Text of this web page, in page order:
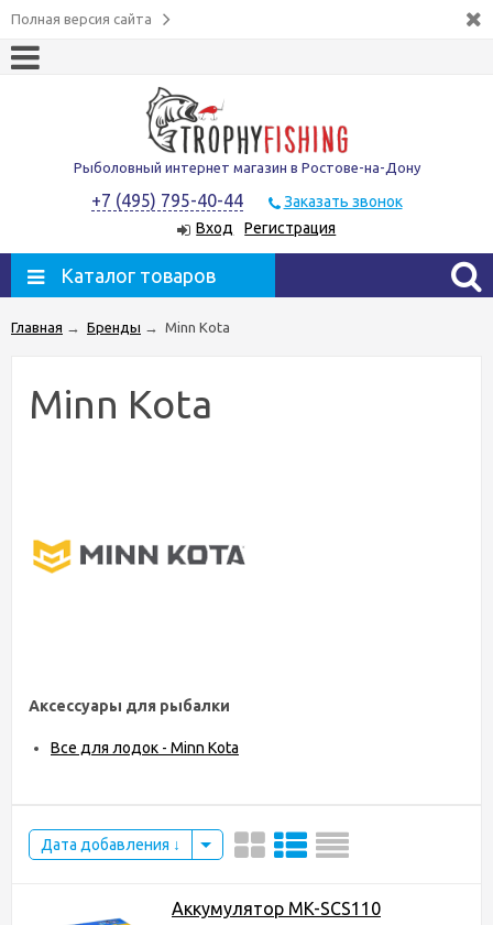
Полная версия сайта
Рыболовный интернет магазин в Ростове-на-Дону
+7 (495) 795-40-44
Заказать звонок
Вход
Регистрация
Каталог товаров
Главная → Бренды → Minn Kota
Minn Kota
Аксессуары для рыбалки
Все для лодок - Minn Kota
Дата добавления
Аккумулятор MK-SCS110